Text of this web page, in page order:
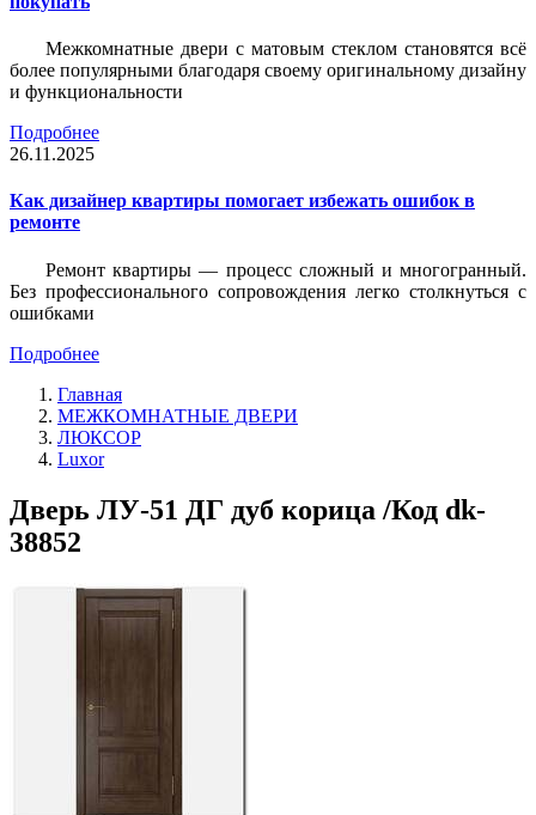
Межкомнатные двери с матовым стеклом становятся всё
более популярными благодаря своему оригинальному дизайну
и функциональности
Подробнее
26.11.2025
Как дизайнер квартиры помогает избежать ошибок в
ремонте
Ремонт квартиры — процесс сложный и многогранный.
Без профессионального сопровождения легко столкнуться с
ошибками
Подробнее
Главная
МЕЖКОМНАТНЫЕ ДВЕРИ
ЛЮКСОР
Luxor
Дверь ЛУ-51 ДГ дуб корица /Код dk-
38852